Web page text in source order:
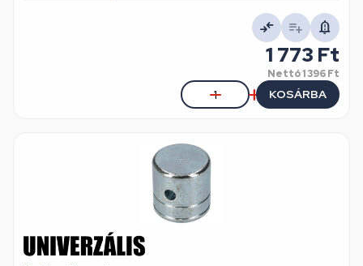
1 773 Ft
Nettó1 396 Ft
KOSÁRBA